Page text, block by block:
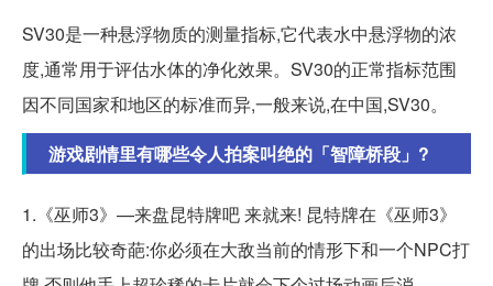
SV30是一种悬浮物质的测量指标,它代表水中悬浮物的浓
度,通常用于评估水体的净化效果。SV30的正常指标范围
因不同国家和地区的标准而异,一般来说,在中国,SV30。
游戏剧情里有哪些令人拍案叫绝的「智障桥段」?
1.《巫师3》—来盘昆特牌吧 来就来! 昆特牌在《巫师3》
的出场比较奇葩:你必须在大敌当前的情形下和一个NPC打